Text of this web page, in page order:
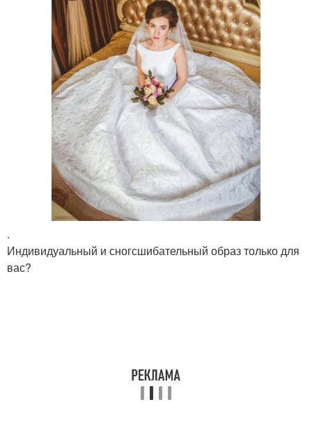
.
Индивидуальный и сногсшибательный образ только для
вас?